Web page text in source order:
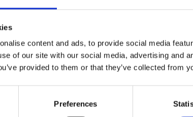
content and ads, to provide social media
of our site with our social media, advertising and
provided to them or that they’ve collected from
Preferences
Roquebrune sur Argens
DAVIDSON STREET 2017 HARLEY-